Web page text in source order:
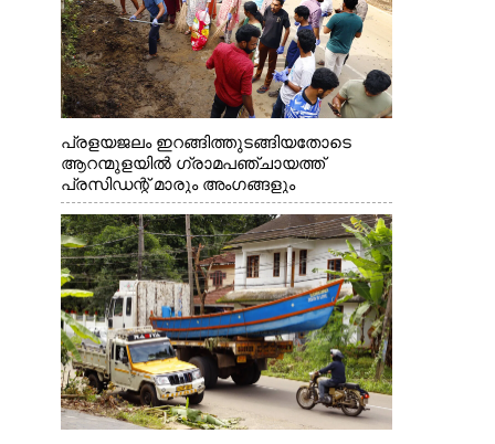
പ്രളയജലം ഇറങ്ങിത്തുടങ്ങിയതോടെ
ആറന്മുളയിൽ ഗ്രാമപഞ്ചായത്ത്
പ്രസിഡന്റ് മാരും അംഗങ്ങളും
രാഷ്ട്രീയപ്രവത്തകരും അടങ്ങുന്ന സംഘം
റോഡിൽ അടിഞ്ഞ് കൂടിയ ചെളിയും മണ്ണും
മറ്റ് മാലിന്യങ്ങളും നീക്കം ചെയ്യുന്നു.